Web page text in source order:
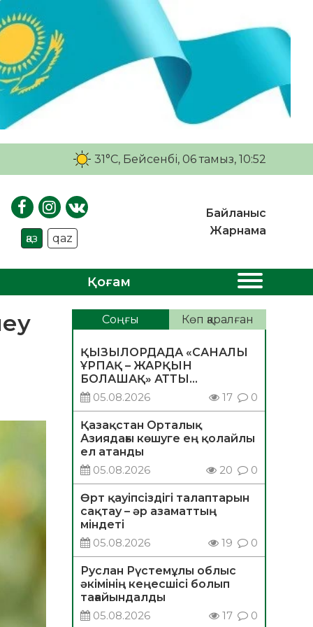
31°C, Бейсенбі, 06 тамыз, 10:52
қаз qaz
Байланыс
Жарнама
Қоғам
Соңғы Көп қаралған
ҚЫЗЫЛОРДАДА «САНАЛЫ
ҰРПАҚ – ЖАРҚЫН
БОЛАШАҚ» АТТЫ
КЕҢЕЙТІЛГЕН МӘЖІЛІС
ӨТТІ
05.08.2026 17 0
Қазақстан Орталық
Азиядағы көшуге ең қолайлы
ел атанды
05.08.2026
20 0
Өрт қауіпсіздігі талаптарын
сақтау – әр азаматтың
міндеті
05.08.2026
19 0
Руслан Рүстемұлы облыс
әкімінің кеңесшісі болып
тағайындалды
05.08.2026
17 0